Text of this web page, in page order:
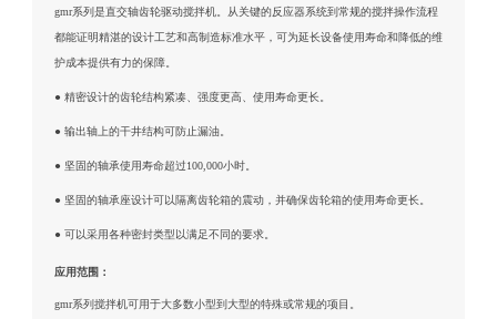
gmr系列是直交轴齿轮驱动搅拌机。从关键的反应器系统到常规的搅拌操作流程
都能证明精湛的设计工艺和高制造标准水平，可为延长设备使用寿命和降低的维
护成本提供有力的保障。
● 精密设计的齿轮结构紧凑、强度更高、使用寿命更长。
● 输出轴上的干井结构可防止漏油。
● 坚固的轴承使用寿命超过100,000小时。
● 坚固的轴承座设计可以隔离齿轮箱的震动，并确保齿轮箱的使用寿命更长。
● 可以采用各种密封类型以满足不同的要求。
应用范围：
gmr系列搅拌机可用于大多数小型到大型的特殊或常规的项目。